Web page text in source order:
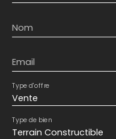
Nom
Email
Vente
Type d'offre
Terrain Constructible
Type de bien